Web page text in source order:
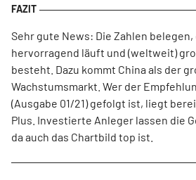
Sehr gute News: Die Zahlen belegen,
hervorragend läuft und (weltweit)
besteht. Dazu kommt China als der
Wachstumsmarkt. Wer der
(Ausgabe 01/21) gefolgt ist, liegt
Plus. Investierte Anleger lassen die
da auch das Chartbild top ist.